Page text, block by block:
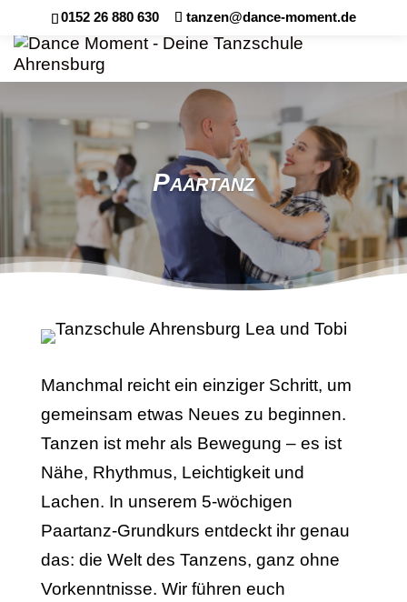
0152 26 880 630 tanzen@dance-moment.de
Paartanz
Manchmal reicht ein einziger Schritt, um
gemeinsam etwas Neues zu beginnen.
Tanzen ist mehr als Bewegung – es ist
Nähe, Rhythmus, Leichtigkeit und
Lachen. In unserem 5-wöchigen
Paartanz-Grundkurs entdeckt ihr genau
das: die Welt des Tanzens, ganz ohne
Vorkenntnisse. Wir führen euch